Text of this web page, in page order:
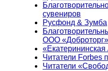
сувениров
Русфонд & Зумба
ООО «Доброторг»
Читатели Forbes
Читатели